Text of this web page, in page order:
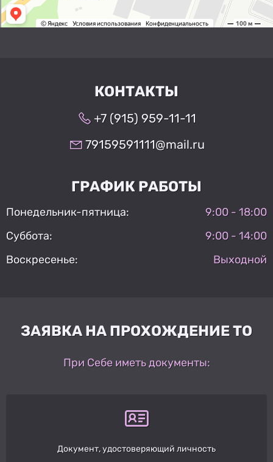
КОНТАКТЫ
+7 (915) 959-11-11
79159591111@mail.ru
ГРАФИК РАБОТЫ
Понедельник-пятница:
9:00 - 18:00
Суббота:
9:00 - 14:00
Воскресенье:
Выходной
ЗАЯВКА НА ПРОХОЖДЕНИЕ ТО
При Себе иметь документы:
Документ, удостоверяющий личность